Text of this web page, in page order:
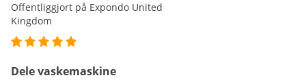
Offentliggjort på Expondo United
Kingdom
Dele vaskemaskine